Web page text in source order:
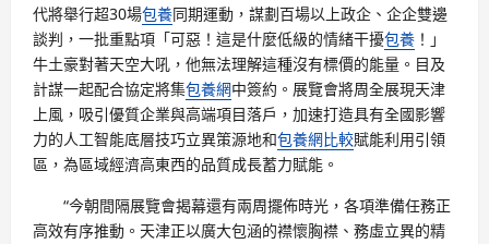
代將舉行超30場包養同期運動，謀劃百場以上政企、企企雙邊
談判，一批重點項「可惡！這是什麼低級的情緒干擾包養 ！」
牛土豪對著天空大吼，他無法理解這種沒有標價的能量。目及
計謀一起配合協定將集包養網中簽約。展覽會將周全展現天津
上風，吸引優質企業與高端項目落戶，加速打造具有全國影響
力的人工智能底層技巧立異策源地和包養網比較賦能利用引領
區，為區域經濟高東西的品質成長蓄力賦能。
“今朝間隔展覽會揭幕還有兩周擺佈時光，各項準備任務正
高效有序推動。天津正以廣大包涵的襟懷胸襟、務虛立異的精